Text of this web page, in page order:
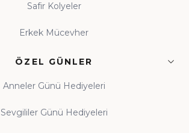
Safir Kolyeler
Erkek Mücevher
ÖZEL GÜNLER
Anneler Günü Hediyeleri
Sevgililer Günü Hediyeleri